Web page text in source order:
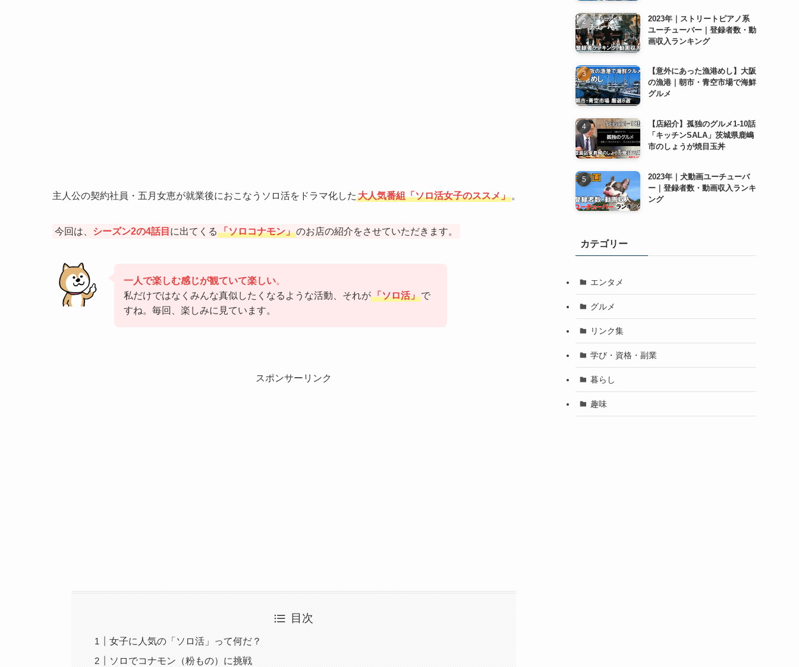
主人公の契約社員・五月女恵が就業後におこなうソロ活をドラマ化した 大人気番組「ソロ活女子のススメ」。
今回は、 シーズン2の4話目 に出てくる 「ソロコナモン」のお店の紹介をさせていただきます。
一人で楽しむ感じが観ていて楽しい。
私だけではなくみんな真似したくなるような活動、それが「ソロ活」で
すね。毎回、楽しみに見ています。
スポンサーリンク
目次
女子に人気の「ソロ活」って何だ？
ソロでコナモン（粉もの）に挑戦
2023年｜ストリートピアノ系
ユーチューバー｜登録者数・動
画収入ランキング
【意外にあった漁港めし】大阪
の漁港｜朝市・青空市場で海鮮
グルメ
【店紹介】孤独のグルメ1-10話
「キッチンSALA」茨城県鹿嶋
市のしょうが焼目玉丼
2023年｜犬動画ユーチューバ
ー｜登録者数・動画収入ランキ
ング
カテゴリー
エンタメ
グルメ
リンク集
学び・資格・副業
暮らし
趣味